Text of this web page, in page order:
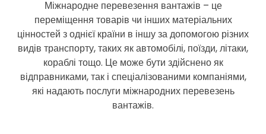
Міжнародне перевезення вантажів – це
переміщення товарів чи інших матеріальних
цінностей з однієї країни в іншу за допомогою різних
видів транспорту, таких як автомобілі, поїзди, літаки,
кораблі тощо. Це може бути здійснено як
відправниками, так і спеціалізованими компаніями,
які надають послуги міжнародних перевезень
вантажів.